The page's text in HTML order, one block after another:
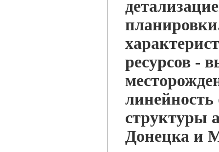
ресурсов -
структуры
Донецка и